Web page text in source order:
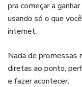
pra começar a
usando só o que
internet.
Nada de promessas
diretas ao ponto,
e fazer acontecer.